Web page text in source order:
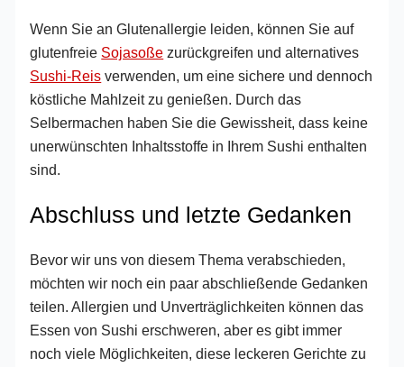
Wenn Sie an Glutenallergie leiden, können Sie auf
glutenfreie Sojasoße zurückgreifen und alternatives
Sushi-Reis verwenden, um eine sichere und dennoch
köstliche Mahlzeit zu genießen. Durch das
Selbermachen haben Sie die Gewissheit, dass keine
unerwünschten Inhaltsstoffe in Ihrem Sushi enthalten
sind.
Abschluss und letzte Gedanken
Bevor wir uns von diesem Thema verabschieden,
möchten wir noch ein paar abschließende Gedanken
teilen. Allergien und Unverträglichkeiten können das
Essen von Sushi erschweren, aber es gibt immer
noch viele Möglichkeiten, diese leckeren Gerichte zu